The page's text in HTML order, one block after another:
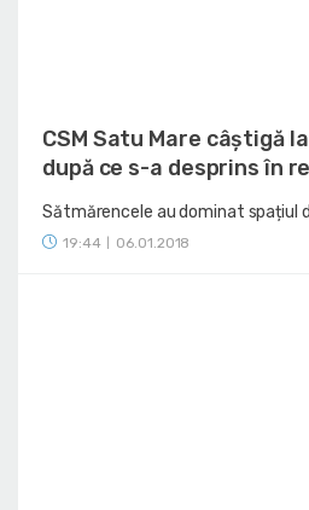
CSM Satu Mare câștigă
după ce s-a desprins în
Sătmărencele au dominat spațiul
19:44 06.01.2018